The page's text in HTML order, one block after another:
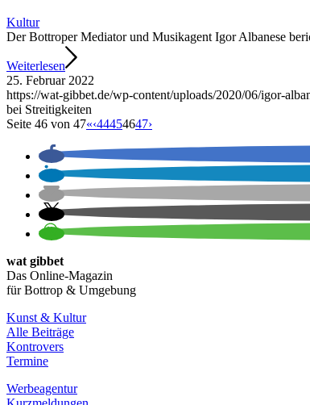
Kultur
Der Bottroper Mediator und Musikagent Igor Albanese
Weiterlesen
25. Februar 2022
https://wat-gibbet.de/wp-content/uploads/2020/06/igor-
bei Streitigkeiten
Seite 46 von 47«‹44454647›
wat gibbet
Das Online-Magazin
für Bottrop & Umgebung
Kunst & Kultur
Alle Beiträge
Kontrovers
Termine
Werbeagentur